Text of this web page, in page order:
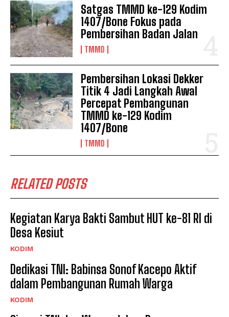
Satgas TMMD ke-129 Kodim
1407/Bone Fokus pada
Pembersihan Badan Jalan
TMMD
Pembersihan Lokasi Dekker
Titik 4 Jadi Langkah Awal
Percepat Pembangunan
TMMD ke-129 Kodim
1407/Bone
TMMD
RELATED POSTS
Kegiatan Karya Bakti Sambut HUT ke-81 RI di
Desa Kesiut
KODIM
Dedikasi TNI: Babinsa Sonof Kacepo Aktif
dalam Pembangunan Rumah Warga
KODIM